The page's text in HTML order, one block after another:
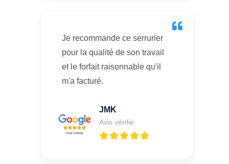
Je recommande ce serrurier
pour la qualité de son travail
et le forfait raisonnable qu'il
m'a facturé.
JMK
Avis vérifié